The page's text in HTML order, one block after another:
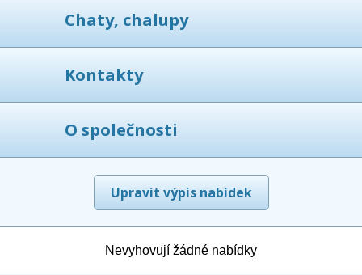
Chaty, chalupy
Kontakty
O společnosti
Upravit výpis nabídek
Nevyhovují žádné nabídky